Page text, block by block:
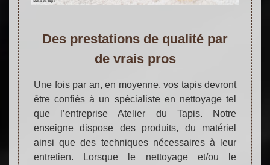
Des prestations de qualité par
de vrais pros
Une fois par an, en moyenne, vos tapis devront
être confiés à un spécialiste en nettoyage tel
que l’entreprise Atelier du Tapis. Notre
enseigne dispose des produits, du matériel
ainsi que des techniques nécessaires à leur
entretien. Lorsque le nettoyage et/ou le